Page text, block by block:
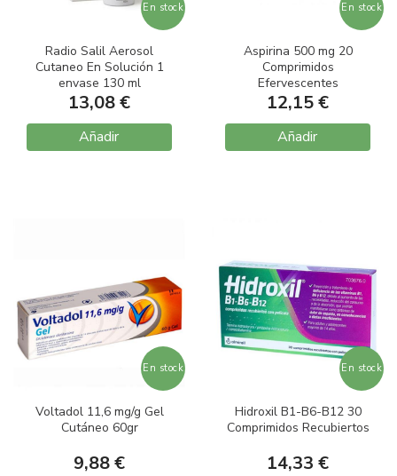
En stock
Radio Salil Aerosol
Cutaneo En Solución 1
envase 130 ml
13,08 €
Añadir
En stock
Aspirina 500 mg 20
Comprimidos
Efervescentes
12,15 €
Añadir
En stock
Voltadol 11,6 mg/g Gel
Cutáneo 60gr
9,88 €
En stock
Hidroxil B1-B6-B12 30
Comprimidos Recubiertos
14,33 €